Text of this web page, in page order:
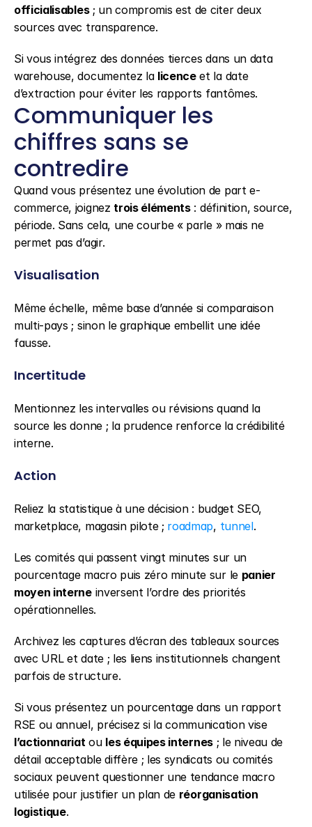
officialisables ; un compromis est de citer deux
sources avec transparence.
Si vous intégrez des données tierces dans un data
warehouse, documentez la licence et la date
d’extraction pour éviter les rapports fantômes.
Communiquer les
chiffres sans se
contredire
Quand vous présentez une évolution de part e-
commerce, joignez trois éléments : définition, source,
période. Sans cela, une courbe « parle » mais ne
permet pas d’agir.
Visualisation
Même échelle, même base d’année si comparaison
multi-pays ; sinon le graphique embellit une idée
fausse.
Incertitude
Mentionnez les intervalles ou révisions quand la
source les donne ; la prudence renforce la crédibilité
interne.
Action
Reliez la statistique à une décision : budget SEO,
marketplace, magasin pilote ; roadmap, tunnel.
Les comités qui passent vingt minutes sur un
pourcentage macro puis zéro minute sur le panier
moyen interne inversent l’ordre des priorités
opérationnelles.
Archivez les captures d’écran des tableaux sources
avec URL et date ; les liens institutionnels changent
parfois de structure.
Si vous présentez un pourcentage dans un rapport
RSE ou annuel, précisez si la communication vise
l’actionnariat ou les équipes internes ; le niveau de
détail acceptable diffère ; les syndicats ou comités
sociaux peuvent questionner une tendance macro
utilisée pour justifier un plan de réorganisation
logistique.